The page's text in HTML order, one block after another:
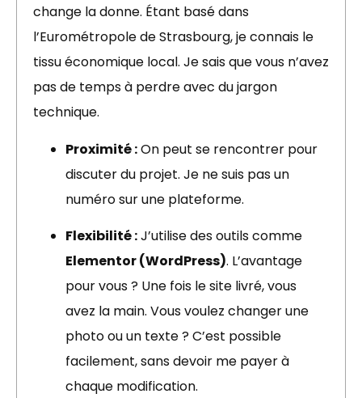
change la donne. Étant basé dans
l’Eurométropole de Strasbourg, je connais le
tissu économique local. Je sais que vous n’avez
pas de temps à perdre avec du jargon
technique.
Proximité :On peut se rencontrer pour
discuter du projet. Je ne suis pas un
numéro sur une plateforme.
Flexibilité :J’utilise des outils comme
Elementor (WordPress). L’avantage
pour vous ? Une fois le site livré, vous
avez la main. Vous voulez changer une
photo ou un texte ? C’est possible
facilement, sans devoir me payer à
chaque modification.